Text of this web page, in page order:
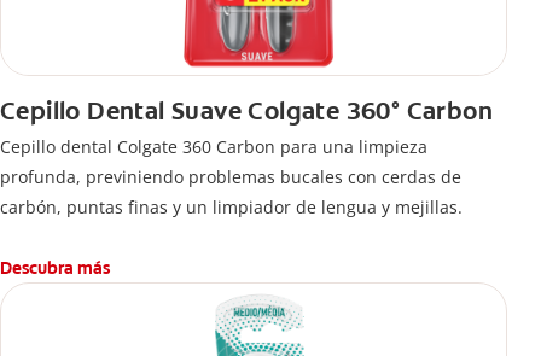
Cepillo Dental Suave Colgate 360° Carbon
Cepillo dental Colgate 360 ​​Carbon para una limpieza
profunda, previniendo problemas bucales con cerdas de
carbón, puntas finas y un limpiador de lengua y mejillas.
Descubra más